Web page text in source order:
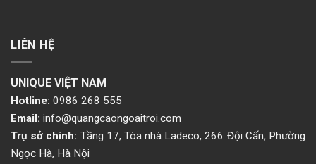
LIÊN HỆ
UNIQUE VIỆT NAM
Hotline: 0986 268 555
Email: info@quangcaongoaitroi.com
Trụ sở chính: Tầng 17, Tòa nhà Ladeco, 266 Đội Cấn, Phường
Ngọc Hà, Hà Nội